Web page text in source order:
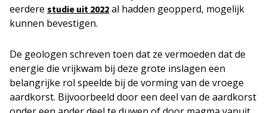
eerdere studie uit 2022 al hadden geopperd, mogelijk
kunnen bevestigen.
De geologen schreven toen dat ze vermoeden dat de
energie die vrijkwam bij deze grote inslagen een
belangrijke rol speelde bij de vorming van de vroege
aardkorst. Bijvoorbeeld door een deel van de aardkorst